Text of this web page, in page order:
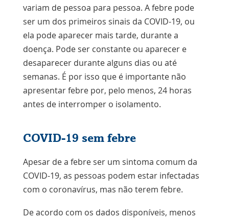
variam de pessoa para pessoa. A febre pode
ser um dos primeiros sinais da COVID-19, ou
ela pode aparecer mais tarde, durante a
doença. Pode ser constante ou aparecer e
desaparecer durante alguns dias ou até
semanas. É por isso que é importante não
apresentar febre por, pelo menos, 24 horas
antes de interromper o isolamento.
COVID-19 sem febre
Apesar de a febre ser um sintoma comum da
COVID-19, as pessoas podem estar infectadas
com o coronavírus, mas não terem febre.
De acordo com os dados disponíveis, menos